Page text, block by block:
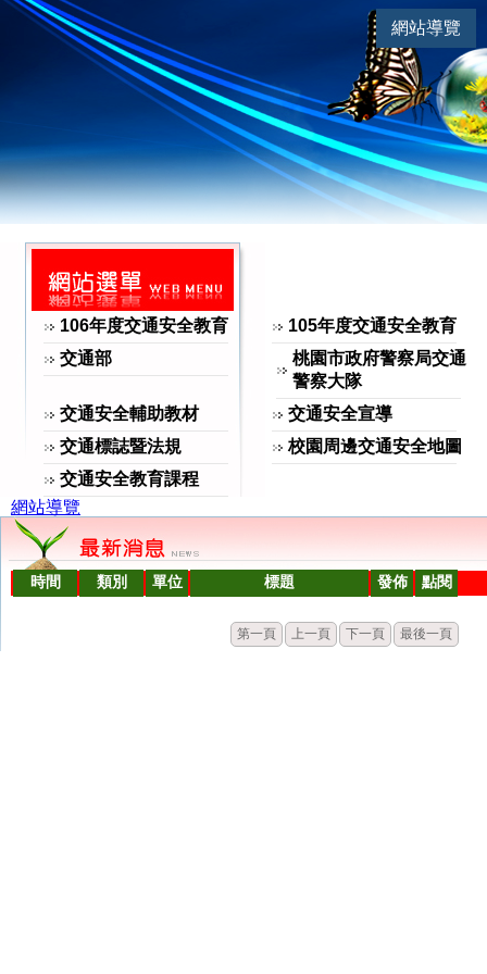
網站導覽
交通安全 | 交通安全教育課程
網站選單106年度交通安全教育
105年度交通安全教育
交通部
桃園市政府警察局交通
警察大隊
交通安全輔助教材
交通安全宣導
交通標誌暨法規
校園周邊交通安全地圖
交通安全教育課程
網站導覽
時間 類別 單位 標題 發佈 點閱
第一頁 上一頁 下一頁 最後一頁